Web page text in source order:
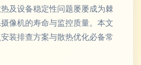
及设备稳定性问题屡屡成为棘
像机的寿命与监控质量。本文
装排查方案与散热优化必备常